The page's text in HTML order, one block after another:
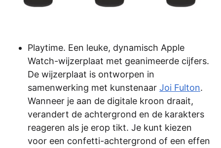
Playtime. Een leuke, dynamisch Apple
Watch-wijzerplaat met geanimeerde cijfers.
De wijzerplaat is ontworpen in
samenwerking met kunstenaar Joi Fulton.
Wanneer je aan de digitale kroon draait,
verandert de achtergrond en de karakters
reageren als je erop tikt. Je kunt kiezen
voor een confetti-achtergrond of een effen